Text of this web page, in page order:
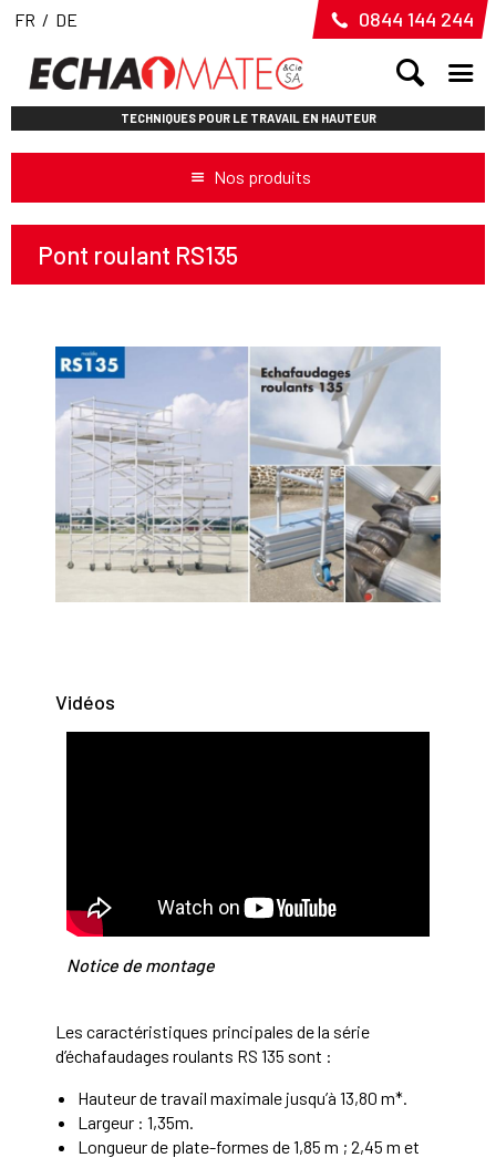
FR / DE 0844 144 244
TECHNIQUES POUR LE TRAVAIL EN HAUTEUR
Nos produits
Pont roulant RS135
Vidéos
Notice de montage
Les caractéristiques principales de la série
d’échafaudages roulants RS 135 sont :
Hauteur de travail maximale jusqu’à 13,80 m*.
Largeur : 1,35m.
Longueur de plate-formes de 1,85 m ; 2,45 m et